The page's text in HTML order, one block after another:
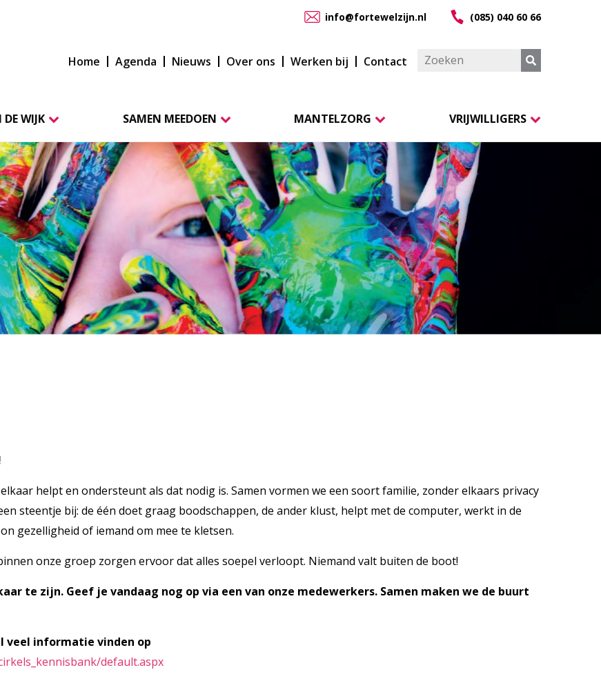
info@fortewelzijn.nl (085) 040 60 66
Home Agenda Nieuws Over ons Werken bij Contact
WIJK SAMEN MEEDOEN MANTELZORG VRIJWILLIGERS
helpt en ondersteunt als dat nodig is. Samen vormen we een soort familie, zonder elkaars privacy
steentje bij: de één doet graag boodschappen, de ander klust, helpt met de computer, werkt in de
gezelligheid of iemand om mee te kletsen.
onze groep zorgen ervoor dat alles soepel verloopt. Niemand valt buiten de boot!
te zijn. Geef je vandaag nog op via een van onze medewerkers. Samen maken we de buurt
veel informatie vinden op
default.aspx